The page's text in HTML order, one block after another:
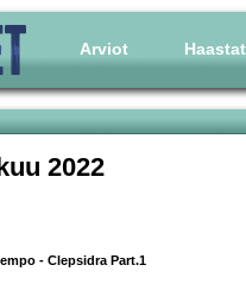
Arviot
2022
- Clepsidra Part.1